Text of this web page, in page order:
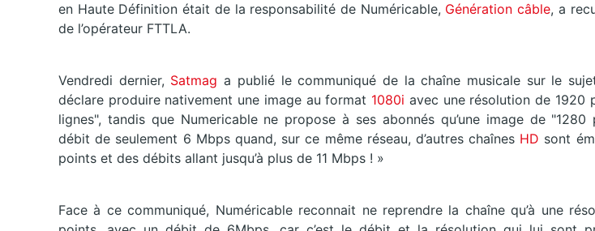
en Haute Définition était de la responsabilité de Numéricable, Génération câble, a
de l’opérateur FTTLA.
Vendredi dernier, Satmaga publié le communiqué de la chaîne musicale sur le
déclare produire nativement une image au format 1080i avec une résolution de 1920
lignes", tandis que Numericable ne propose à ses abonnés qu’une image de
débit de seulement 6 Mbps quand, sur ce même réseau, d’autres chaînes HD sont
points et des débits allant jusqu’à plus de 11 Mbps ! »
Face à ce communiqué, Numéricable reconnait ne reprendre la chaîne qu’à une